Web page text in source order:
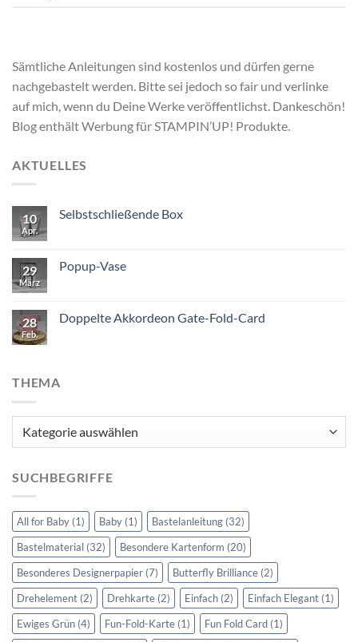
Sämtliche Anleitungen sind kostenlos und dürfen gerne
nachgebastelt werden. Bitte sei jedoch so fair und verlinke
auf mich, wenn du Deine Werke veröffentlichst. Dankeschön!
Blog enthält Werbung für STAMPIN’UP! Produkte.
AKTUELLES
10
Apr.
Selbstschließende Box
29
März
Popup-Vase
28
Feb.
Doppelte Akkordeon Gate-Fold-Card
THEMA
SUCHBEGRIFFE
All for Baby (1) Baby (1) Bastelanleitung (32)
Bastelmaterial (32) Besondere Kartenform (20)
Besonderes Designerpapier (7) Butterfly Brilliance (2)
Drehelement (2) Drehkarte (2) Einfach (2) Einfach Elegant (1)
Ewiges Grün (4) Fun-Fold-Karte (1) Fun Fold Card (1)